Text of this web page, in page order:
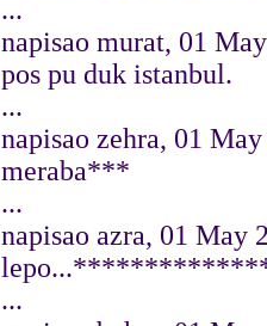
...
napisao murat, 01
pos pu duk istanbul.
...
napisao zehra, 01
meraba***
...
napisao azra, 01 May
...